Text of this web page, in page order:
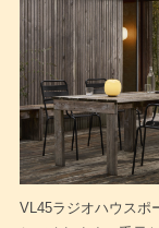
VL45ラジオハウスポ